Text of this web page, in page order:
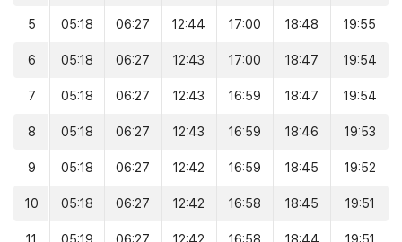
5 05:18 06:27 12:44 17:00 18:48 19:55
6 05:18 06:27 12:43 17:00 18:47 19:54
7 05:18 06:27 12:43 16:59 18:47 19:54
8 05:18 06:27 12:43 16:59 18:46 19:53
9 05:18 06:27 12:42 16:59 18:45 19:52
10 05:18 06:27 12:42 16:58 18:45 19:51